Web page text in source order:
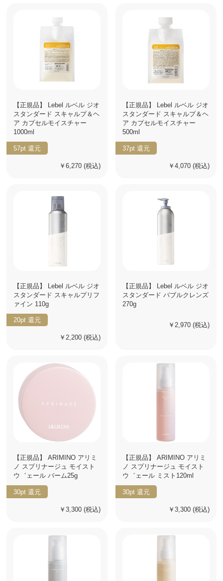
【正規品】 Lebel ルベル ジオ
スタンダード スキャルプ＆ヘ
ア カプセルモイスチャー
1000ml
57pt 還元
￥6,270 (税込)
【正規品】 Lebel ルベル ジオ
スタンダード スキャルプ＆ヘ
ア カプセルモイスチャー
500ml
37pt 還元
￥4,070 (税込)
【正規品】 Lebel ルベル ジオ
スタンダード スキャルプリフ
ァイン 110g
20pt 還元
￥2,200 (税込)
【正規品】 Lebel ルベル ジオ
スタンダード バブルクレンズ
270g
￥2,970 (税込)
【正規品】 ARIMINO アリミ
ノ スプリナージュ モイスト
ウ゛ェール バーム25g
30pt 還元
￥3,300 (税込)
【正規品】 ARIMINO アリミ
ノ スプリナージュ モイスト
ウ゛ェール ミスト120ml
30pt 還元
￥3,300 (税込)